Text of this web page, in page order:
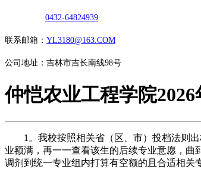
0432-64824939
联系邮箱： YL3180@163.COM
公司地址：吉林市吉长南线98号
仲恺农业工程学院
1。我校按照相关省（区、市）投档法则出
业额满，再一一查看该生的后续专业意愿，
调剂到统一专业组内打算有空额的且合适相关